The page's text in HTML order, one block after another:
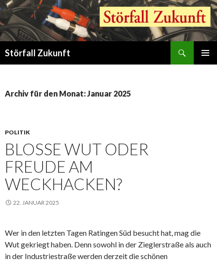
Störfall Zukunft
Archiv für den Monat: Januar 2025
POLITIK
BLOSSE WUT ODER F
REUDE AM W
ECKHACKEN?
22. JANUAR 2025
Wer in den letzten Tagen Ratingen Süd besucht hat, mag die
Wut gekriegt haben. Denn sowohl in der Zieglerstraße als auch
in der Industriestraße werden derzeit die schönen